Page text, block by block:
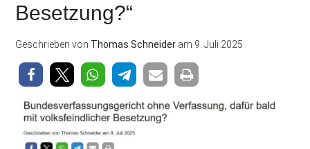
Besetzung?“
Geschrieben von Thomas Schneider am 9. Juli 2025